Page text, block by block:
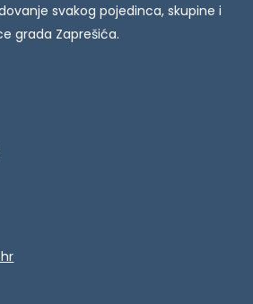
svakog pojedinca, skupine i
grada Zaprešića.